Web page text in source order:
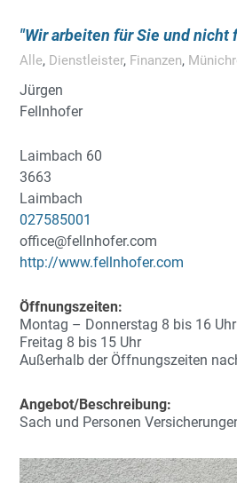
Wir arbeiten für Sie und nicht
Alle, Dienstleister, Finanzen,
Jürgen
Fellnhofer
Laimbach 60
3663
Laimbach
027585001
office@fellnhofer.com
http://www.fellnhofer.com
Öffnungszeiten:
Montag – Donnerstag 8 bis 16 Uhr
Freitag 8 bis 15 Uhr
Außerhalb der Öffnungszeiten
Angebot/Beschreibung:
Sach und Personen